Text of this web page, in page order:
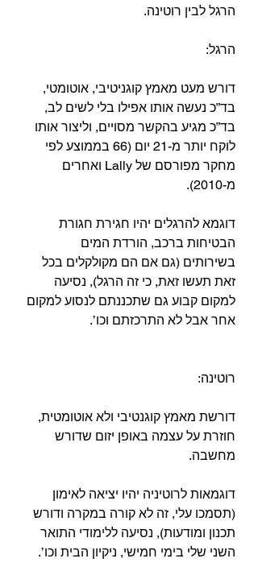
הרגל לבין רוטינה.⁣
הרגל:⁣⁣
דורש מעט מאמץ קוגניטיבי, אוטומטי,
בד”כ נעשה אותו אפילו בלי לשים לב,
בד”כ מגיע בהקשר מסויים, וליצור אותו
לוקח יותר מ-21 יום (66 בממוצע לפי
מחקר מפורסם של Lally ואחרים
מ-2010).⁣
דוגמא להרגלים יהיו חגירת חגורת
הבטיחות ברכב, הורדת המים
בשירותים (גם אם הם מקולקלים בכל
זאת תעשו זאת, כי זה הרגל), נסיעה
למקום קבוע גם שתכננתם לנסוע למקום
אחר אבל לא התרכזתם וכו’.⁣
רוטינה:⁣
דורשת מאמץ קוגנטיבי ולא אוטומטית,
חוזרת על עצמה באופן יזום שדורש
מחשבה.⁣
דוגמאות לרוטיניה יהיו יציאה לאימון
(תסמכו עלי, זה לא קורה במקרה ודורש
תכנון ומודעות), נסיעה ללימודי התואר
השני שלי בימי חמישי, ניקיון הבית וכו’.⁣